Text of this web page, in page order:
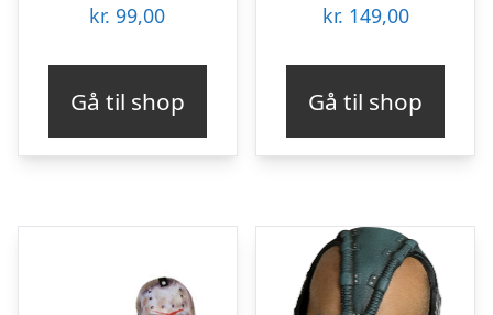
kr. 99,00
Gå til shop
kr. 149,00
Gå til shop